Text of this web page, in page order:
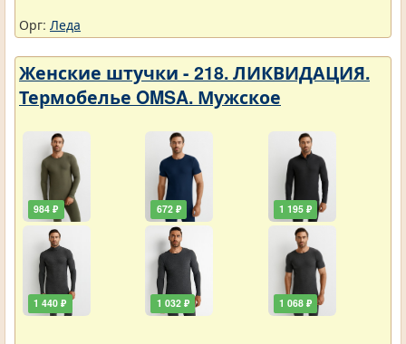
Орг: Леда
Женские штучки - 218. ЛИКВИДАЦИЯ.
Термобелье OMSA. Мужское
984 ₽
1 440 ₽
672 ₽
1 032 ₽
1 195 ₽
1 068 ₽